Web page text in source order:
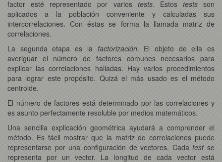
factor esté representado por varios tests. Estos testsson
aplicados a la población conveniente y calculadas sus
intercorrelaciones. Con éstas se forma la llamada matriz de
correlaciones.
La segunda etapa es la factorización. El objeto de ella es
averiguar el número de factores comunes necesarios para
explicar las correlaciones halladas. Hay varios procedimientos
para lograr este propósito. Quizá el más usado es el método
centroide.
El número de factores está determinado por las correlaciones y
es asunto perfectamente resoluble por medios matemáticos.
Una sencilla explicación geométrica ayudará a comprender el
método. Es fácil mostrar que la matriz de correlaciones puede
representarse por una configuración de vectores. Cadatestse
representa por un vector. La longitud de cada vector está